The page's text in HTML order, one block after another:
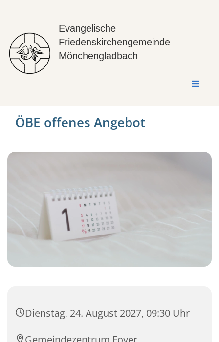
Evangelische
Friedenskirchengemeinde
Mönchengladbach
ÖBE offenes Angebot
Dienstag, 24. August 2027, 09:30 Uhr